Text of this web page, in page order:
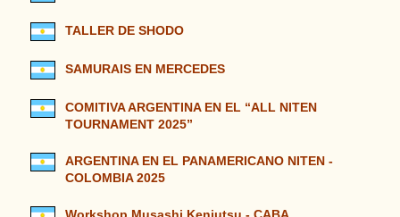
TALLER DE SHODO
SAMURAIS EN MERCEDES
COMITIVA ARGENTINA EN EL “ALL NITEN
TOURNAMENT 2025”
ARGENTINA EN EL PANAMERICANO NITEN -
COLOMBIA 2025